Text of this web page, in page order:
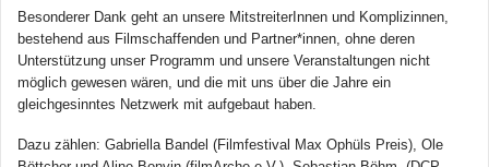
Besonderer Dank geht an unsere MitstreiterInnen und Komplizinnen,
bestehend aus Filmschaffenden und Partner*innen, ohne deren
Unterstützung unser Programm und unsere Veranstaltungen nicht
möglich gewesen wären, und die mit uns über die Jahre ein
gleichgesinntes Netzwerk mit aufgebaut haben.
Dazu zählen: Gabriella Bandel (Filmfestival Max Ophüls Preis), Ole